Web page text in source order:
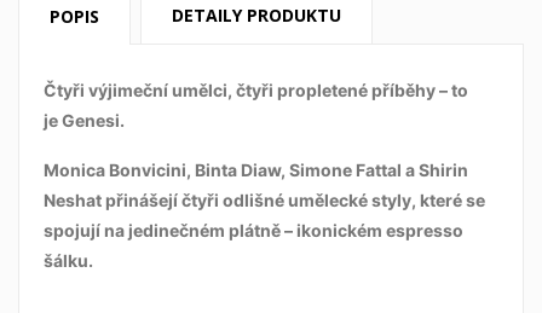
POPIS DETAILY PRODUKTU
Čtyři výjimeční umělci, čtyři propletené příběhy – to
jeGenesi.
Monica Bonvicini, Binta Diaw, Simone Fattal a Shirin
Neshat přinášejí čtyři odlišné umělecké styly, které se
spojují na jedinečném plátně – ikonickém espresso
šálku.
Zrušit